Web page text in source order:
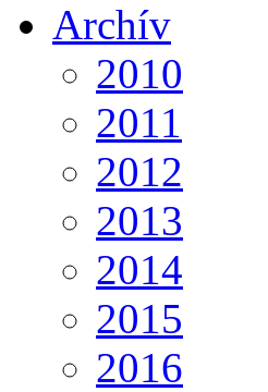
Archív
2010
2011
2012
2013
2014
2015
2016